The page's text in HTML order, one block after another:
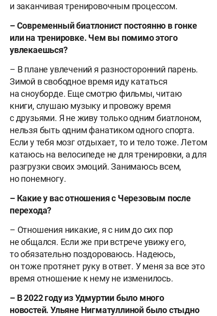
и заканчивая тренировочным процессом.
– Современный биатлонист постоянно в гонке
или на тренировке. Чем вы помимо этого
увлекаешься?
– В плане увлечений я разносторонний парень.
Зимой в свободное время иду кататься
на сноуборде. Еще смотрю фильмы, читаю
книги, слушаю музыку и провожу время
с друзьями. Я не живу только одним биатлоном,
нельзя быть одним фанатиком одного спорта.
Если у тебя мозг отдыхает, то и тело тоже. Летом
катаюсь на велосипеде не для тренировки, а для
разгрузки своих эмоций. Занимаюсь всем,
но понемногу.
– Какие у вас отношения с Черезовым после
перехода?
– Отношения никакие, я с ним до сих пор
не общался. Если же при встрече увижу его,
то обязательно поздороваюсь. Надеюсь,
он тоже протянет руку в ответ. У меня за все это
время отношение к нему не изменилось.
– В 2022 году из Удмуртии было много
новостей.Ульяне Нигматуллинойбыло стыдно